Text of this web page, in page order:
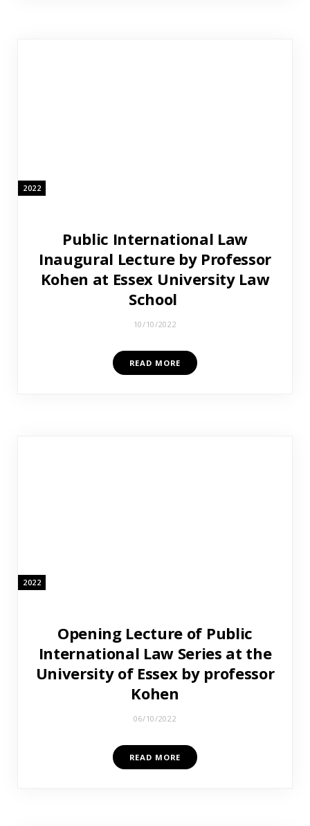
2022
Public International Law
Inaugural Lecture by Professor
Kohen at Essex University Law
School
10/10/2022
READ MORE
2022
Opening Lecture of Public
International Law Series at the
University of Essex by professor
Kohen
06/10/2022
READ MORE